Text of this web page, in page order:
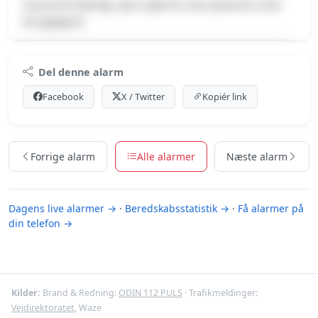
Log ind med Premium for at se meldingen og kortet.
Se Premium-muligheder
Del denne alarm
Facebook X / Twitter Kopiér link
Forrige alarm Alle alarmer Næste alarm
Dagens live alarmer → · Beredskabsstatistik → · Få alarmer på
din telefon →
Kilder: Brand & Redning: ODIN 112 PULS · Trafikmeldinger:
Vejdirektoratet, Waze